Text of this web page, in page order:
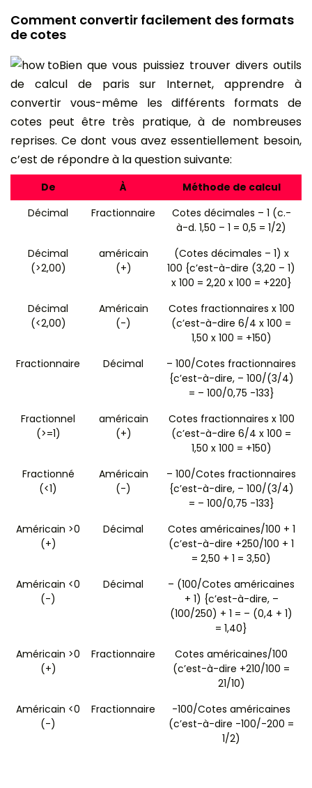
Comment convertir facilement des formats
de cotes
Bien que vous puissiez trouver divers outils
de calcul de paris sur Internet, apprendre à
convertir vous-même les différents formats de
cotes peut être très pratique, à de nombreuses
reprises. Ce dont vous avez essentiellement besoin,
c’est de répondre à la question suivante:
De À
Méthode de calcul
Décimal
Fractionnaire
Cotes décimales – 1 (c.-
à-d. 1,50 – 1 = 0,5 = 1/2)
Décimal
(>2,00)
américain
(+)
(Cotes décimales – 1) x
100 {c’est-à-dire (3,20 – 1)
x 100 = 2,20 x 100 = +220}
Décimal
(<2,00)
Américain
(-)
Cotes fractionnaires x 100
(c’est-à-dire 6/4 x 100 =
1,50 x 100 = +150)
Fractionnaire
Décimal
– 100/Cotes fractionnaires
{c’est-à-dire, – 100/(3/4)
= – 100/0,75 -133}
Fractionnel
(>=1)
américain
(+)
Cotes fractionnaires x 100
(c’est-à-dire 6/4 x 100 =
1,50 x 100 = +150)
Fractionné
(<1)
Américain
(-)
– 100/Cotes fractionnaires
{c’est-à-dire, – 100/(3/4)
= – 100/0,75 -133}
Américain >0
(+)
Décimal
Cotes américaines/100 + 1
(c’est-à-dire +250/100 + 1
= 2,50 + 1 = 3,50)
Américain <0
(-)
Décimal
– (100/Cotes américaines
+ 1) {c’est-à-dire, –
(100/250) + 1 = – (0,4 + 1)
= 1,40}
Américain >0
(+)
Fractionnaire
Cotes américaines/100
(c’est-à-dire +210/100 =
21/10)
Américain <0
(-)
Fractionnaire
-100/Cotes américaines
(c’est-à-dire -100/-200 =
1/2)